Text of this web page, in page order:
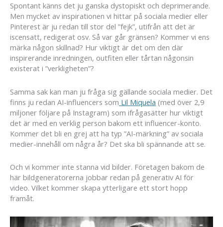
Spontant känns det ju ganska dystopiskt och deprimerande.
Men mycket av inspirationen vi hittar på sociala medier eller
Pinterest är ju redan till stor del ”fejk”, utifrån att det är
iscensatt, redigerat osv. Så var går gränsen? Kommer vi ens
märka någon skillnad? Hur viktigt är det om den där
inspirerande inredningen, outfiten eller tårtan någonsin
existerat i ”verkligheten”?
Samma sak kan man ju fråga sig gällande sociala medier. Det
finns ju redan AI-influencers som Lil Miquela (med över 2,9
miljoner följare på Instagram) som ifrågasätter hur viktigt
det är med en verklig person bakom ett influencer-konto.
Kommer det bli en grej att ha typ ”AI-märkning” av sociala
medier-innehåll om några år? Det ska bli spännande att se.
Och vi kommer inte stanna vid bilder. Företagen bakom de
här bildgeneratorerna jobbar redan på generativ AI för
video. Vilket kommer skapa ytterligare ett stort hopp
framåt.